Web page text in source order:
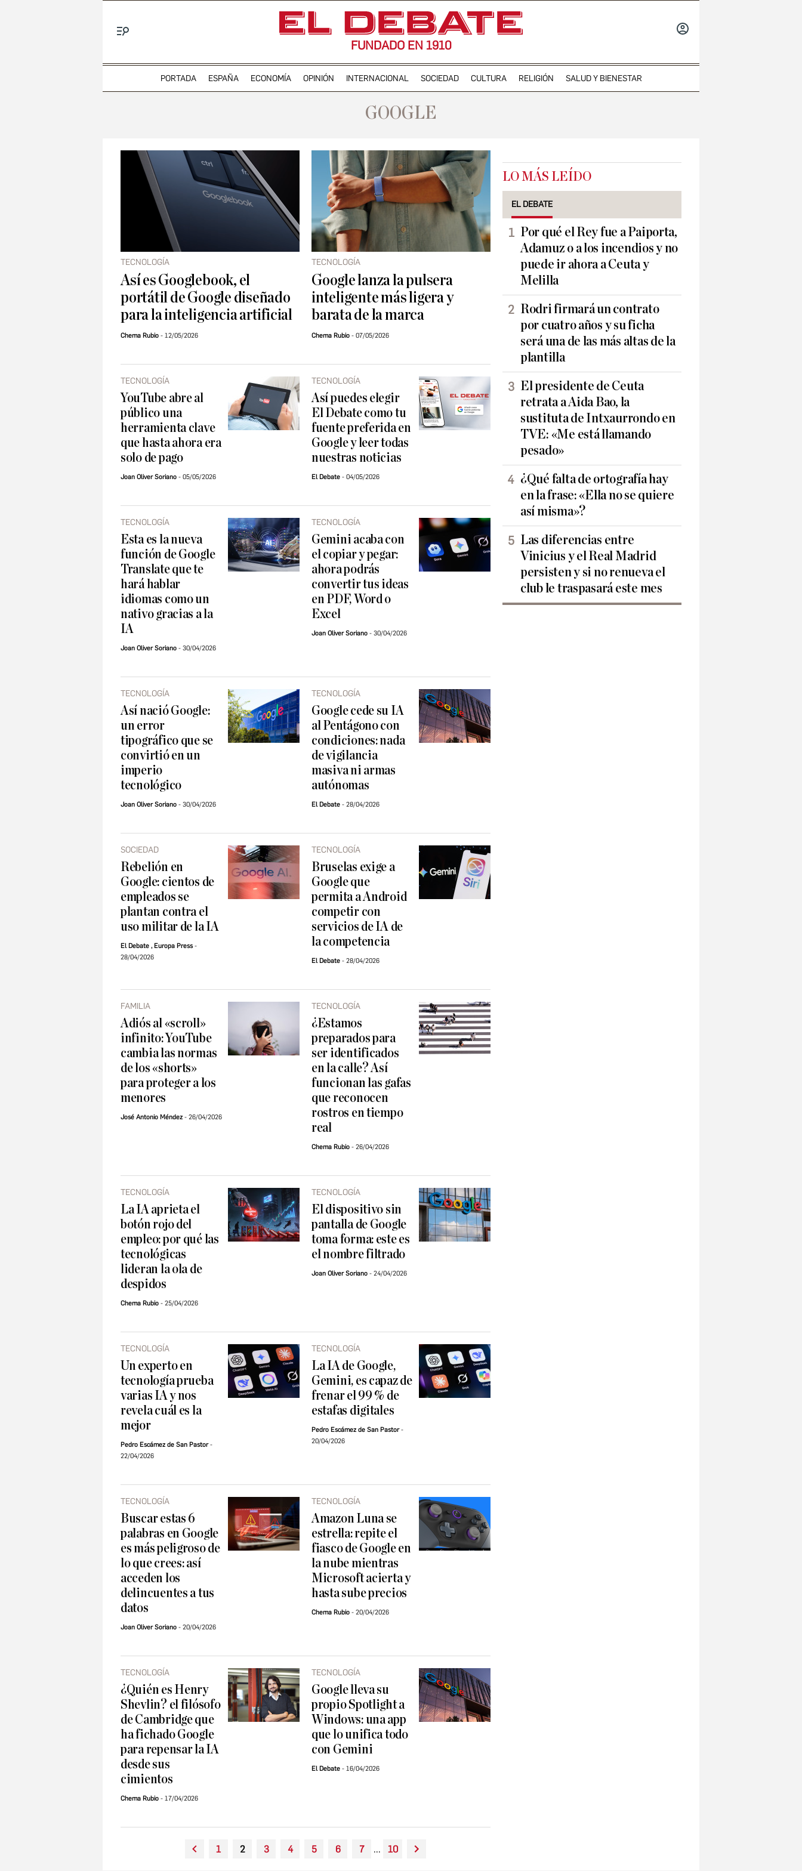
FUNDADO EN 1910
PORTADA ESPAÑA ECONOMÍA OPINIÓN INTERNACIONAL SOCIEDAD CULTURA RELIGIÓN SALUD Y BIENESTAR
GOOGLE
TECNOLOGÍA
Así es Googlebook, el
portátil de Google diseñado
para la inteligencia artificial
Chema Rubio 12/05/2026
TECNOLOGÍA
Google lanza la pulsera
inteligente más ligera y
barata de la marca
Chema Rubio 07/05/2026
TECNOLOGÍA
YouTube abre al
público una
herramienta clave
que hasta ahora era
solo de pago
Joan Oliver Soriano 05/05/2026
TECNOLOGÍA
Así puedes elegir
El Debate como tu
fuente preferida en
Google y leer todas
nuestras noticias
El Debate 04/05/2026
TECNOLOGÍA
Esta es la nueva
función de Google
Translate que te
hará hablar
idiomas como un
nativo gracias a la
IA
Joan Oliver Soriano 30/04/2026
TECNOLOGÍA
Gemini acaba con
el copiar y pegar:
ahora podrás
convertir tus ideas
en PDF, Word o
Excel
Joan Oliver Soriano 30/04/2026
TECNOLOGÍA
Así nació Google:
un error
tipográfico que se
convirtió en un
imperio
tecnológico
Joan Oliver Soriano 30/04/2026
TECNOLOGÍA
Google cede su IA
al Pentágono con
condiciones: nada
de vigilancia
masiva ni armas
autónomas
El Debate 28/04/2026
SOCIEDAD
Rebelión en
Google: cientos de
empleados se
plantan contra el
uso militar de la IA
El Debate , Europa Press
28/04/2026
TECNOLOGÍA
Bruselas exige a
Google que
permita a Android
competir con
servicios de IA de
la competencia
El Debate 28/04/2026
FAMILIA
Adiós al «scroll»
infinito: YouTube
cambia las normas
de los «shorts»
para proteger a los
menores
José Antonio Méndez 26/04/2026
TECNOLOGÍA
¿Estamos
preparados para
ser identificados
en la calle? Así
funcionan las gafas
que reconocen
rostros en tiempo
real
Chema Rubio 26/04/2026
TECNOLOGÍA
La IA aprieta el
botón rojo del
empleo: por qué las
tecnológicas
lideran la ola de
despidos
Chema Rubio 25/04/2026
TECNOLOGÍA
El dispositivo sin
pantalla de Google
toma forma: este es
el nombre filtrado
Joan Oliver Soriano 24/04/2026
TECNOLOGÍA
Un experto en
tecnología prueba
varias IA y nos
revela cuál es la
mejor
Pedro Escámez de San Pastor
22/04/2026
TECNOLOGÍA
La IA de Google,
Gemini, es capaz de
frenar el 99 % de
estafas digitales
Pedro Escámez de San Pastor
20/04/2026
TECNOLOGÍA
Buscar estas 6
palabras en Google
es más peligroso de
lo que crees: así
acceden los
delincuentes a tus
datos
Joan Oliver Soriano 20/04/2026
TECNOLOGÍA
Amazon Luna se
estrella: repite el
fiasco de Google en
la nube mientras
Microsoft acierta y
hasta sube precios
Chema Rubio 20/04/2026
TECNOLOGÍA
¿Quién es Henry
Shevlin? el filósofo
de Cambridge que
ha fichado Google
para repensar la IA
desde sus
cimientos
Chema Rubio 17/04/2026
TECNOLOGÍA
Google lleva su
propio Spotlight a
Windows: una app
que lo unifica todo
con Gemini
El Debate 16/04/2026
1 2 3 4 5 6 7 ... 10
LO MÁS LEÍDO
EL DEBATE
Por qué el Rey fue a Paiporta,
Adamuz o a los incendios y no
puede ir ahora a Ceuta y
Melilla
Rodri firmará un contrato
por cuatro años y su ficha
será una de las más altas de la
plantilla
El presidente de Ceuta
retrata a Aida Bao, la
sustituta de Intxaurrondo en
TVE: «Me está llamando
pesado»
¿Qué falta de ortografía hay
en la frase: «Ella no se quiere
así misma»?
Las diferencias entre
Vinicius y el Real Madrid
persisten y si no renueva el
club le traspasará este mes